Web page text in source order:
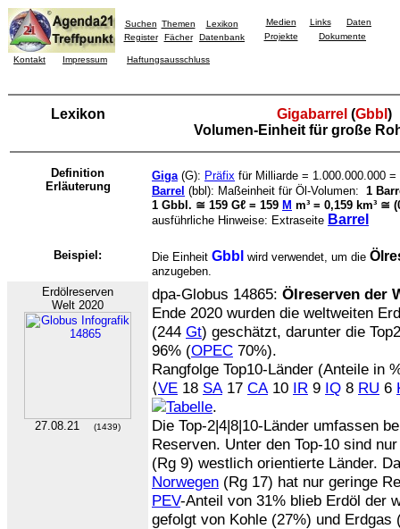
Suchen Themen
Lexikon
Register
Fächer Datenbank
Medien Links
Daten
Projekte
Dokumente
Kontakt Impressum Haftungsausschluss
Lexikon Gigabarrel (Gbbl )
Volumen-Einheit für große
Definition
Erläuterung
Giga(G): Präfix für Milliarde = 1.000.000.000 =
Barrel (bbl): Maßeinheit für Öl-Volumen: 1
1 Gbbl. ≅ 159 Gℓ = 159 M m³ = 0,159 km³ ≅
ausführliche Hinweise: Extraseite Barrel
Beispiel: Die Einheit Gbbl wird verwendet, um die
anzugeben.
Erdölreserven
Welt 2020
27.08.21 (1439)
dpa-Globus 14865: Ölreserven der
Ende 2020 wurden die weltweiten
(244 Gt) geschätzt, darunter die
96% (OPEC 70%).
Rangfolge Top10-Länder (Anteile in
⟨VE 18 SA17 CA10 IR 9 IQ 8 RU 6
.
Die Top-2|4|8|10-Länder umfassen
Reserven. Unter den Top-10 sind
(Rg 9) westlich orientierte Länder.
Norwegen (Rg 17) hat nur geringe
PEV-Anteil von 31% blieb Erdöl der
gefolgt von Kohle (27%) und Erdgas